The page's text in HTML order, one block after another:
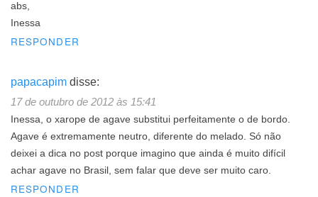
abs,
Inessa
RESPONDER
papacapim disse:
17 de outubro de 2012 às 15:41
Inessa, o xarope de agave substitui perfeitamente o de bordo.
Agave é extremamente neutro, diferente do melado. Só não
deixei a dica no post porque imagino que ainda é muito difícil
achar agave no Brasil, sem falar que deve ser muito caro.
RESPONDER